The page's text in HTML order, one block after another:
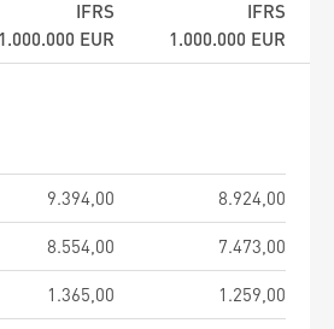
IFRS
1.000.000 EUR
IFRS
1.000.000 EUR
9.394,00
8.924,00
8.554,00
7.473,00
1.365,00
1.259,00